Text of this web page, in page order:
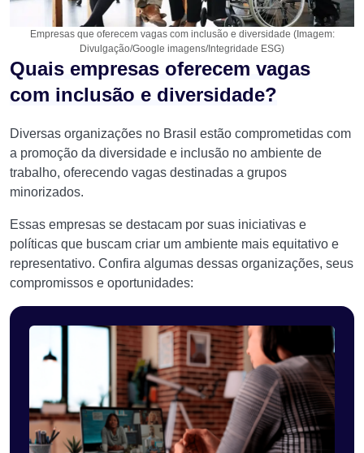
Empresas que oferecem vagas com inclusão e diversidade (Imagem:
Divulgação/Google imagens/Integridade ESG)
Quais empresas oferecem vagas
com inclusão e diversidade?
Diversas organizações no Brasil estão comprometidas com
a promoção da diversidade e inclusão no ambiente de
trabalho, oferecendo vagas destinadas a grupos
minorizados.
Essas empresas se destacam por suas iniciativas e
políticas que buscam criar um ambiente mais equitativo e
representativo. Confira algumas dessas organizações, seus
compromissos e oportunidades: